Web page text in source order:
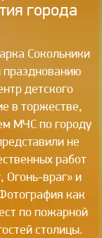
города
Сокольники
детского
в торжестве,
МЧС по городу
не
работ
Огонь-враг» и
как
по пожарной
столицы.